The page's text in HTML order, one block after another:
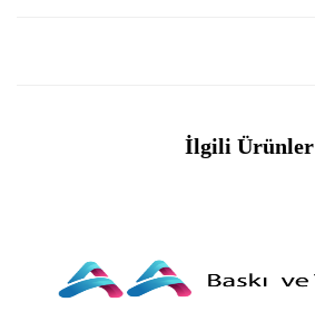
İlgili Ürünler